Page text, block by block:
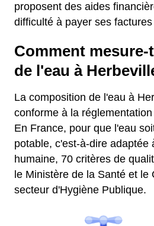
proposent des aides
difficulté à payer ses
Comment
de l'eau à
La composition de l'eau à
conforme à la
En France, pour que l'eau
potable, c'est-à-dire adaptée
humaine, 70 critères de
le Ministère de la Santé et le
secteur d'Hygiène Publique.